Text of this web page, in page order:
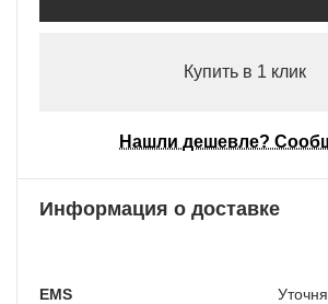
Купить в 1 клик
Нашли дешевле?
Информация о доставке
EMS